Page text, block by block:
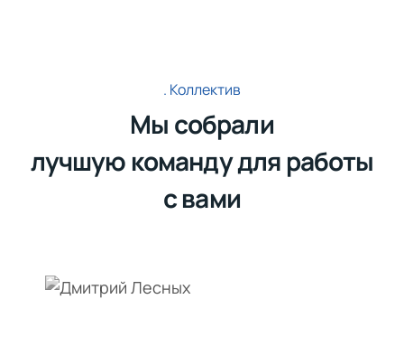
Коллектив
Мы собрали
лучшую команду для работы
с вами